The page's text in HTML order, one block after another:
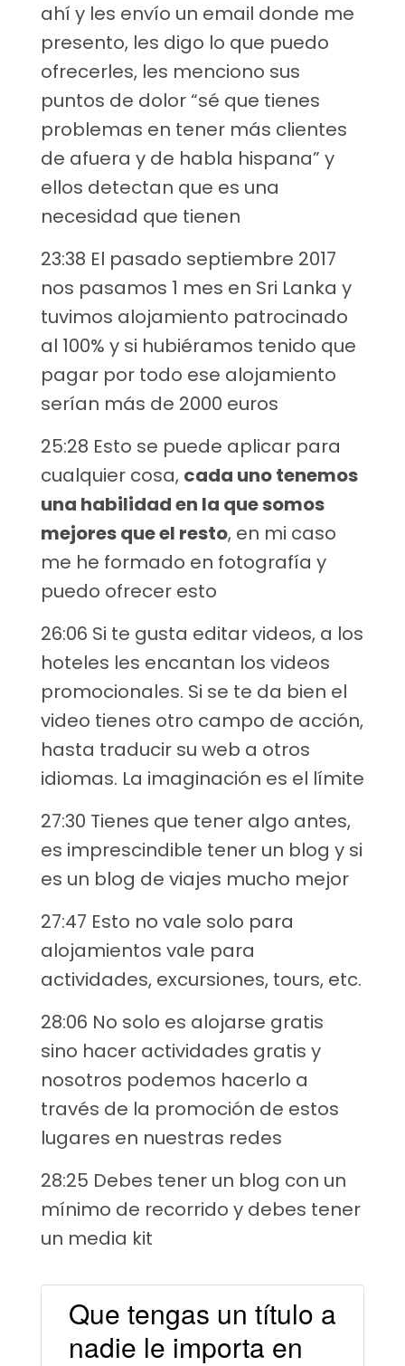
ahí y les envío un email donde me
presento, les digo lo que puedo
ofrecerles, les menciono sus
puntos de dolor “sé que tienes
problemas en tener más clientes
de afuera y de habla hispana” y
ellos detectan que es una
necesidad que tienen
23:38 El pasado septiembre 2017
nos pasamos 1 mes en Sri Lanka y
tuvimos alojamiento patrocinado
al 100% y si hubiéramos tenido que
pagar por todo ese alojamiento
serían más de 2000 euros
25:28 Esto se puede aplicar para
cualquier cosa, cada uno tenemos
una habilidad en la que somos
mejores que el resto, en mi caso
me he formado en fotografía y
puedo ofrecer esto
26:06 Si te gusta editar videos, a los
hoteles les encantan los videos
promocionales. Si se te da bien el
video tienes otro campo de acción,
hasta traducir su web a otros
idiomas. La imaginación es el límite
27:30 Tienes que tener algo antes,
es imprescindible tener un blog y si
es un blog de viajes mucho mejor
27:47 Esto no vale solo para
alojamientos vale para
actividades, excursiones, tours, etc.
28:06 No solo es alojarse gratis
sino hacer actividades gratis y
nosotros podemos hacerlo a
través de la promoción de estos
lugares en nuestras redes
28:25 Debes tener un blog con un
mínimo de recorrido y debes tener
un media kit
Que tengas un título a
nadie le importa en